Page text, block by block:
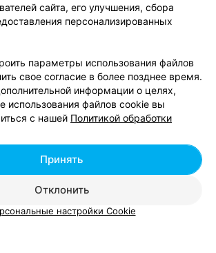
в Минске
в Минске
сайта, его улучшения, сбора
персонализированных
параметры использования файлов
свое согласие в более позднее время.
информации о целях,
использования файлов cookie вы
с нашей Политикой обработки
Отклонить
Принять
настройки Cookie